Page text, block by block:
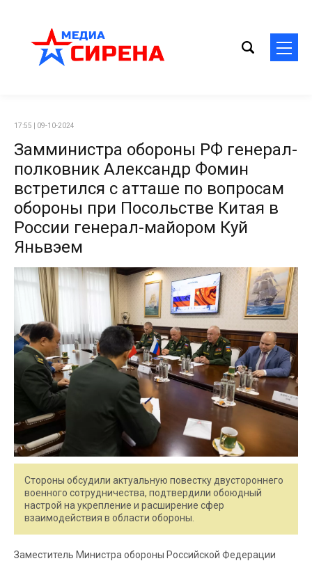
17:55 | 09-10-2024
Замминистра обороны РФ генерал-
полковник Александр Фомин
встретился с атташе по вопросам
обороны при Посольстве Китая в
России генерал-майором Куй
Яньвэем
Стороны обсудили актуальную повестку двустороннего
военного сотрудничества, подтвердили обоюдный
настрой на укрепление и расширение сфер
взаимодействия в области обороны.
Заместитель Министра обороны Российской Федерации